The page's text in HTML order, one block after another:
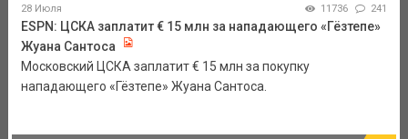
28 Июля 11736 241
ESPN: ЦСКА заплатит € 15 млн за нападающего «Гёзтепе»
Жуана Сантоса
Московский ЦСКА заплатит € 15 млн за покупку
нападающего «Гёзтепе» Жуана Сантоса.